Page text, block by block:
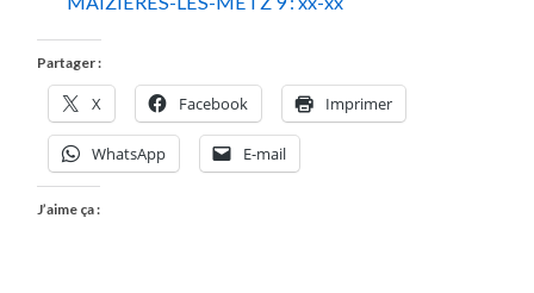
Partager :
X Facebook Imprimer
WhatsApp E-mail
J’aime ça :